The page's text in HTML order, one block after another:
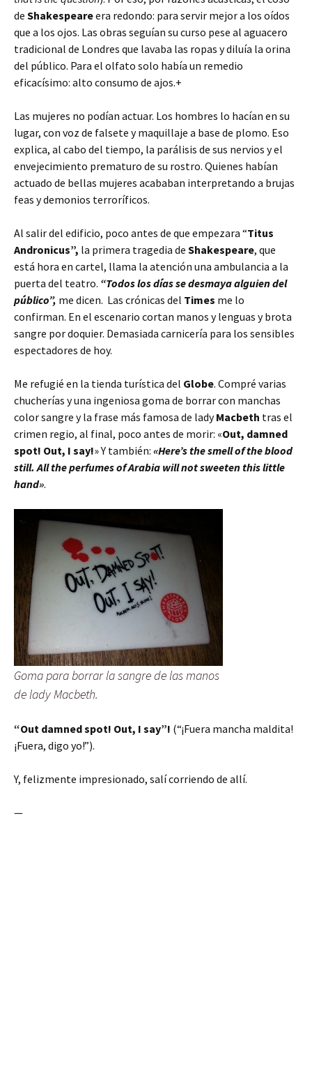
de Shakespeareera redondo: para servir mejor a los oídos
que a los ojos. Las obras seguían su curso pese al aguacero
tradicional de Londres que lavaba las ropas y diluía la orina
del público. Para el olfato solo había un remedio
eficacísimo: alto consumo de ajos.+
Las mujeres no podían actuar. Los hombres lo hacían en su
lugar, con voz de falsete y maquillaje a base de plomo. Eso
explica, al cabo del tiempo, la parálisis de sus nervios y el
envejecimiento prematuro de su rostro. Quienes habían
actuado de bellas mujeres acababan interpretando a brujas
feas y demonios terroríficos.
Al salir del edificio, poco antes de que empezara “Titus
Andronicus”, la primera tragedia de Shakespeare, que
está hora en cartel, llama la atención una ambulancia a la
puerta del teatro. “Todos los días se desmaya alguien del
público”, me dicen. Las crónicas del Times me lo
confirman. En el escenario cortan manos y lenguas y brota
sangre por doquier. Demasiada carnicería para los sensibles
espectadores de hoy.
Me refugié en la tienda turística del Globe. Compré varias
chucherías y una ingeniosa goma de borrar con manchas
color sangre y la frase más famosa de ladyMacbeth tras el
crimen regio, al final, poco antes de morir: «Out, damned
spot! Out, I say!» Y también: «Here’s the smell of the blood
still. All the perfumes of Arabia will not sweeten this little
hand».
Goma para borrar la sangre de las manos
de lady Macbeth.
“Out damned spot! Out, I say”! (“¡Fuera mancha maldita!
¡Fuera, digo yo!”).
Y, felizmente impresionado, salí corriendo de allí.
—